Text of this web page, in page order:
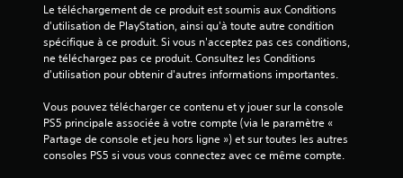
Le téléchargement de ce produit est soumis aux Conditions
d'utilisation de PlayStation, ainsi qu'à toute autre condition
spécifique à ce produit. Si vous n'acceptez pas ces conditions,
ne téléchargez pas ce produit. Consultez les Conditions
d'utilisation pour obtenir d'autres informations importantes.
Vous pouvez télécharger ce contenu et y jouer sur la console
PS5 principale associée à votre compte (via le paramètre «
Partage de console et jeu hors ligne ») et sur toutes les autres
consoles PS5 si vous vous connectez avec ce même compte.